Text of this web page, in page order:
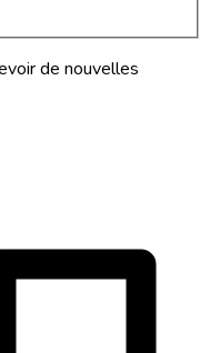
de nouvelles